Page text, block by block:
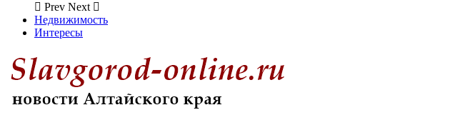
Prev Next
Недвижимость
Интересы